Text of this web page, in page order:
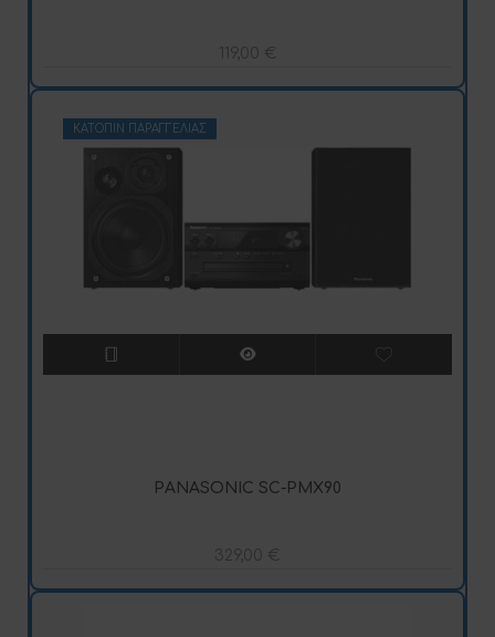
119,00 €
ΚΑΤΌΠΙΝ ΠΑΡΑΓΓΕΛΊΑΣ
PANASONIC SC-PMX90
329,00 €